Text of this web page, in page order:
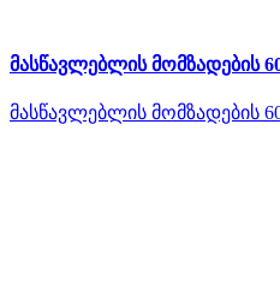
მასწავლებლის მომზადების
მასწავლებლის მომზადების